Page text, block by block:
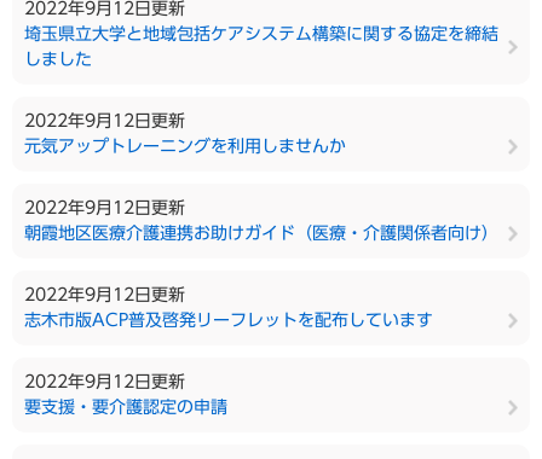
2022年9月12日更新
埼玉県立大学と地域包括ケアシステム構築に関する協定を締結
しました
2022年9月12日更新
元気アップトレーニングを利用しませんか
2022年9月12日更新
朝霞地区医療介護連携お助けガイド（医療・介護関係者向け）
2022年9月12日更新
志木市版ACP普及啓発リーフレットを配布しています
2022年9月12日更新
要支援・要介護認定の申請